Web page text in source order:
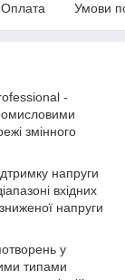
Оплата Умови
-
змінного
напруги
вхідних
напруги
у
типами